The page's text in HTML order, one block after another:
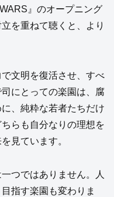
』のオープニング
を重ねて聴くと、より
文明を復活させ、すべ
にとっての楽園は、腐
、純粋な若者たちだけ
らも自分なりの理想を
見ています。
つではありません。人
指す楽園も変わりま